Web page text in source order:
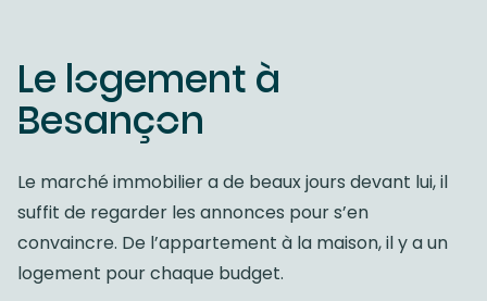
Le logement à
Besançon
Le marché immobilier a de beaux jours devant lui, il
suffit de regarder les annonces pour s’en
convaincre. De l’appartement à la maison, il y a un
logement pour chaque budget.